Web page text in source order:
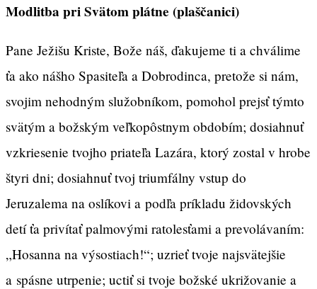
Modlitba pri Svätom plátne (plaščanici)
Pane Ježišu Kriste, Bože náš, ďakujeme ti a chválime
ťa ako nášho Spasiteľa a Dobrodinca, pretože si nám,
svojim nehodným služobníkom, pomohol prejsť týmto
svätým a božským veľkopôstnym obdobím; dosiahnuť
vzkriesenie tvojho priateľa Lazára, ktorý zostal v hrobe
štyri dni; dosiahnuť tvoj triumfálny vstup do
Jeruzalema na oslíkovi a podľa príkladu židovských
detí ťa privítať palmovými ratolesťami a prevolávaním:
„Hosanna na výsostiach!“; uzrieť tvoje najsvätejšie
a spásne utrpenie; uctiť si tvoje božské ukrižovanie a